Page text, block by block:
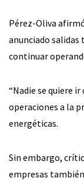
Pérez-Oliva
anunciado salidas
continuar
“Nadie se quiere
operaciones a la
energéticas.
Sin embargo,
empresas